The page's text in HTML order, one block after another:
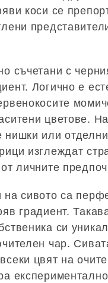
коси се
съчетани с
Логично е
цветове.
нишки или
изглеждат
личните
сивото са
градиент.
си
чар.
цвят на